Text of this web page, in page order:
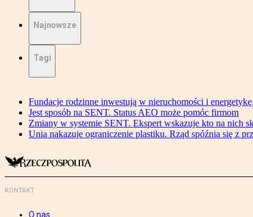
Najnowsze
Tagi
Fundacje rodzinne inwestują w nieruchomości i
Jest sposób na SENT. Status AEO może pomóc firmom
Zmiany w systemie SENT. Ekspert wskazuje kto na nich
Unia nakazuje ograniczenie plastiku. Rząd spóźnia się z
KONTAKT
O nas